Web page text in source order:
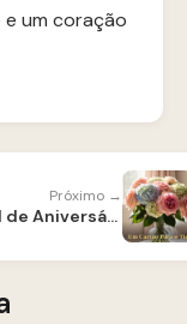
e um coração
Próximo →
Cartão Virtual de Aniversário para Tio